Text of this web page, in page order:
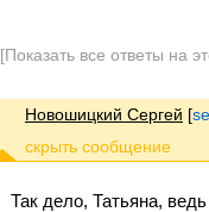
[Показать все ответы на
Новошицкий Сергей [
Так дело, Татьяна,